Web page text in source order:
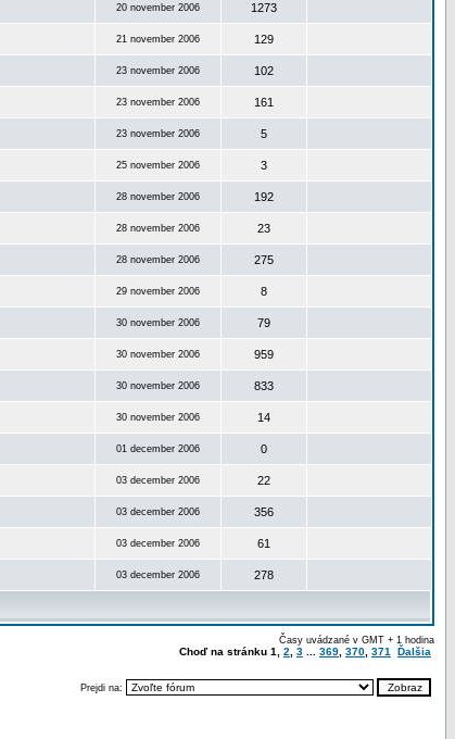
20 november 2006 1273
21 november 2006 129
23 november 2006 102
23 november 2006 161
23 november 2006 5
25 november 2006 3
28 november 2006 192
28 november 2006 23
28 november 2006 275
29 november 2006 8
30 november 2006 79
30 november 2006 959
30 november 2006 833
30 november 2006 14
01 december 2006 0
03 december 2006 22
03 december 2006 356
03 december 2006 61
03 december 2006 278
Časy uvádzané v GMT + 1 hodina
Choď na stránku 1 2 3 369 370 371 Ďalšia
Prejdi na: